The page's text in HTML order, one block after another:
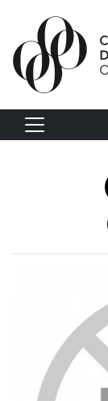
Vés al contingut
Navegació